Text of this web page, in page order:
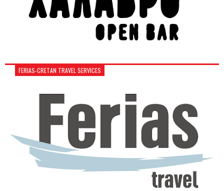
FERIAS-CRETAN TRAVEL SERVICES